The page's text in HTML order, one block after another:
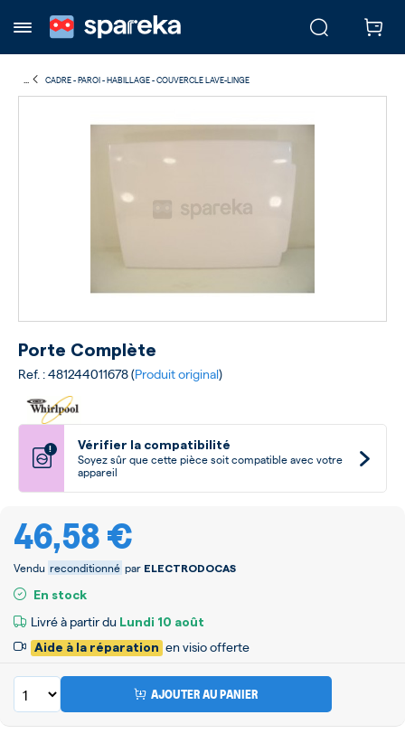
CADRE - PAROI - HABILLAGE - COUVERCLE LAVE-LINGE
Porte Complète
Ref. : 481244011678 (Produit original)
! Vérifier la compatibilité
Soyez sûr que cette pièce soit compatible avec votre
appareil
46,58 €
Vendu reconditionné par ELECTRODOCAS
En stock
Livré à partir du Lundi 10 août
Aide à la réparation en visio offerte
AJOUTER AU PANIER